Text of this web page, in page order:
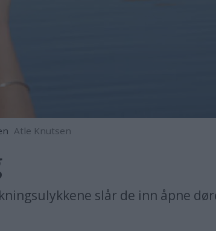
Atle Knutsen
slår de inn åpne